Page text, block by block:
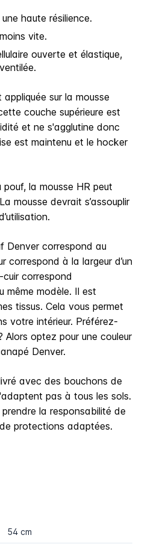
haute résilience​.
vite.
ouverte et élastique,
sur la mousse
couche supérieure est
et ne s'agglutine donc
est maintenu et le hocker
pouf, la mousse HR peut
mousse devrait s’assouplir
.
Denver correspond au
correspond à la largeur d’un
correspond
même modèle. Il est
tissus. Cela vous permet
votre intérieur. Préférez-
optez pour une couleur
Denver.
avec des bouchons de
pas à tous les sols.
la responsabilité de
protections adaptées.
54 cm